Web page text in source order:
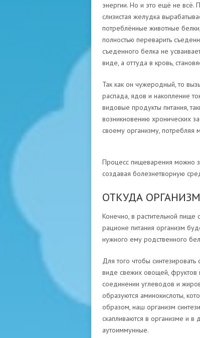
энергии. Но и это ещё не всё.
слизистая желудка
потреблённые животные
полностью переварить
съеденного белка не
виде, а оттуда в кровь,
Так как он чужеродный, то
распада, ядов и накопление
видовые продукты питания,
возникновению хронических
своему организму, потребляя
Процесс пищеварения можно
создавая болезнетворную
ОТКУДА
Конечно, в растительной пище
рационе питания организм
нужного ему родственного
Для того чтобы
виде свежих овощей, фруктов
соединении углеводов и
образуются аминокислоты,
образом, наш организм
скапливаются в организме и
аутоиммунные.